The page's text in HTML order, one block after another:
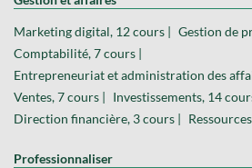
Marketing digital, 12 cours |
Gestion de
Comptabilité, 7 cours |
Entrepreneuriat et administration des
Ventes, 7 cours |
Investissements, 14
Direction financière, 3 cours |
Professionnaliser